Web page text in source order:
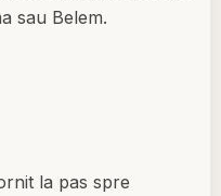
sau Belem.
la pas spre